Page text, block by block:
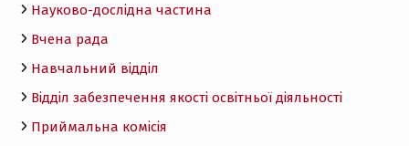
Науково-дослідна частина
Вчена рада
Навчальний відділ
Відділ забезпечення якості освітньої діяльності
Приймальна комісія